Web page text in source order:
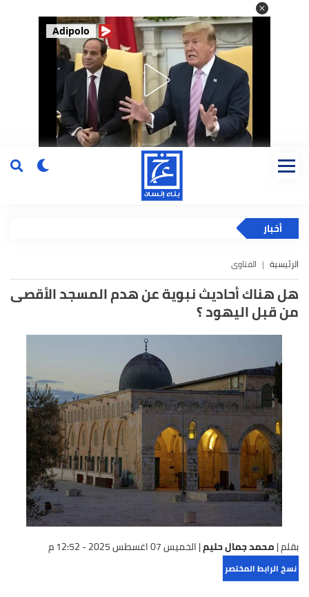
Adipolo
أخبار
الرئيسية الفتاوى
هل هناك أحاديث نبوية عن هدم المسجد الأقصى
من قبل اليهود ؟
بقلم |محمد جمال حليم|الخميس 07 اغسطس 2025 - 12:52 م
نسخ الرابط المختصر